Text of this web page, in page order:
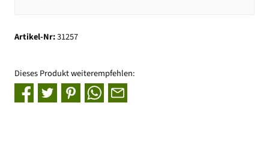
Artikel-Nr:31257
Dieses Produkt weiterempfehlen: